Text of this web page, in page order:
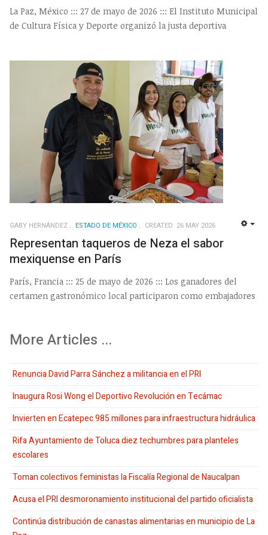
La Paz, México ::: 27 de mayo de 2026 ::: El Instituto Municipal
de Cultura Física y Deporte organizó la justa deportiva
GABY HERNÁNDEZ ESTADO DE MÉXICO CREATED: 26 MAY 2026
Representan taqueros de Neza el sabor
mexiquense en París
París, Francia ::: 25 de mayo de 2026 ::: Los ganadores del
certamen gastronómico local participaron como embajadores
More Articles ...
Renuncia David Parra Sánchez a militancia en el PRI
Inaugura Rosi Wong el Deportivo Revolución en Tecámac
Invierten en Ecatepec 985 millones para infraestructura hidráulica
Rifa Ayuntamiento de Toluca diez techumbres para planteles
escolares
Toman colectivos feministas la Fiscalía Regional de Naucalpan
Acusa el PRI desmoronamiento institucional del partido oficialista
Continúa distribución de canastas alimentarias en municipio de La